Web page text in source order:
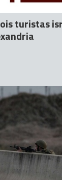
turistas